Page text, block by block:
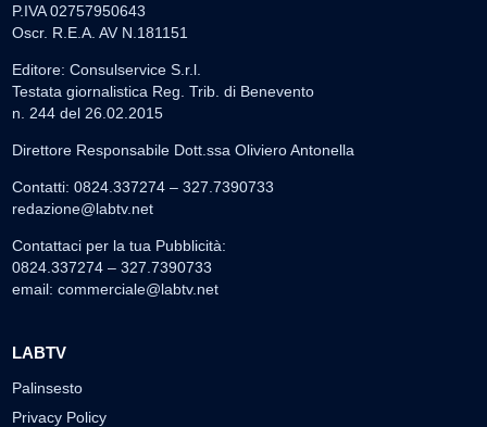
P.IVA 02757950643
Oscr. R.E.A. AV N.181151
Editore: Consulservice S.r.l.
Testata giornalistica Reg. Trib. di Benevento
n. 244 del 26.02.2015
Direttore Responsabile Dott.ssa Oliviero Antonella
Contatti: 0824.337274 – 327.7390733
redazione@labtv.net
Contattaci per la tua Pubblicità:
0824.337274 – 327.7390733
email: commerciale@labtv.net
LABTV
Palinsesto
Privacy Policy